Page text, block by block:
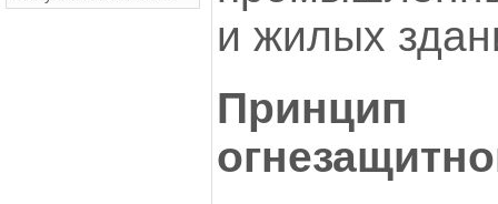
и жилых